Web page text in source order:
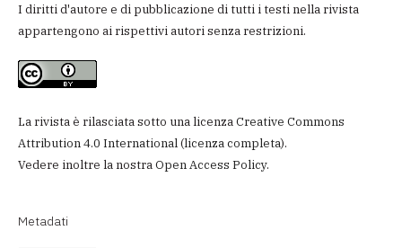
I diritti d'autore e di pubblicazione di tutti i testi nella rivista
appartengono ai rispettivi autori senza restrizioni.
La rivista è rilasciata sotto una licenzaCreative Commons
Attribution 4.0 International(licenza completa).
Vedere inoltre la nostraOpen Access Policy.
Metadati